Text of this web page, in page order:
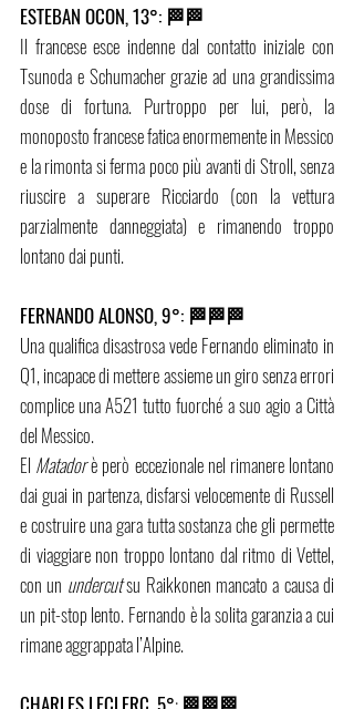
ESTEBAN OCON, 13°: 🏁🏁
Il francese esce indenne dal contatto iniziale con
Tsunoda e Schumacher grazie ad una grandissima
dose di fortuna. Purtroppo per lui, però, la
monoposto francese fatica enormemente in Messico
e la rimonta si ferma poco più avanti di Stroll, senza
riuscire a superare Ricciardo (con la vettura
parzialmente danneggiata) e rimanendo troppo
lontano dai punti.
FERNANDO ALONSO, 9°: 🏁🏁🏁
Una qualifica disastrosa vede Fernando eliminato in
Q1, incapace di mettere assieme un giro senza errori
complice una A521 tutto fuorché a suo agio a Città
del Messico.
El Matador è però eccezionale nel rimanere lontano
dai guai in partenza, disfarsi velocemente di Russell
e costruire una gara tutta sostanza che gli permette
di viaggiare non troppo lontano dal ritmo di Vettel,
con un undercut su Raikkonen mancato a causa di
un pit-stop lento. Fernando è la solita garanzia a cui
rimane aggrappata l’Alpine.